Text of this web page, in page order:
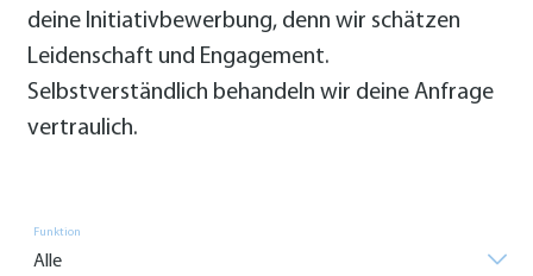
deine Initiativbewerbung, denn wir schätzen
Leidenschaft und Engagement.
Selbstverständlich behandeln wir deine Anfrage
vertraulich.
Funktion